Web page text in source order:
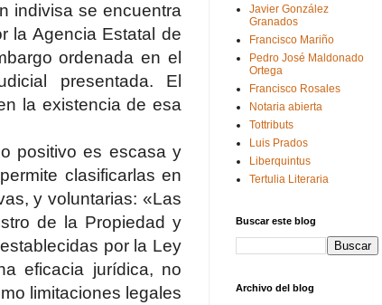
indivisa se encuentra
la Agencia Estatal de
ordenada en el
presentada. El
la existencia de esa
positivo es escasa y
clasificarlas en
y voluntarias: «Las
de la Propiedad y
por la Ley
eficacia jurídica, no
limitaciones legales
Javier González
Granados
Francisco Mariño
Pedro José Maldonado
Ortega
Francisco Rosales
Notaria abierta
Tottributs
Luis Prados
Liberquintus
Tertulia Literaria
Buscar este blog
Archivo del blog